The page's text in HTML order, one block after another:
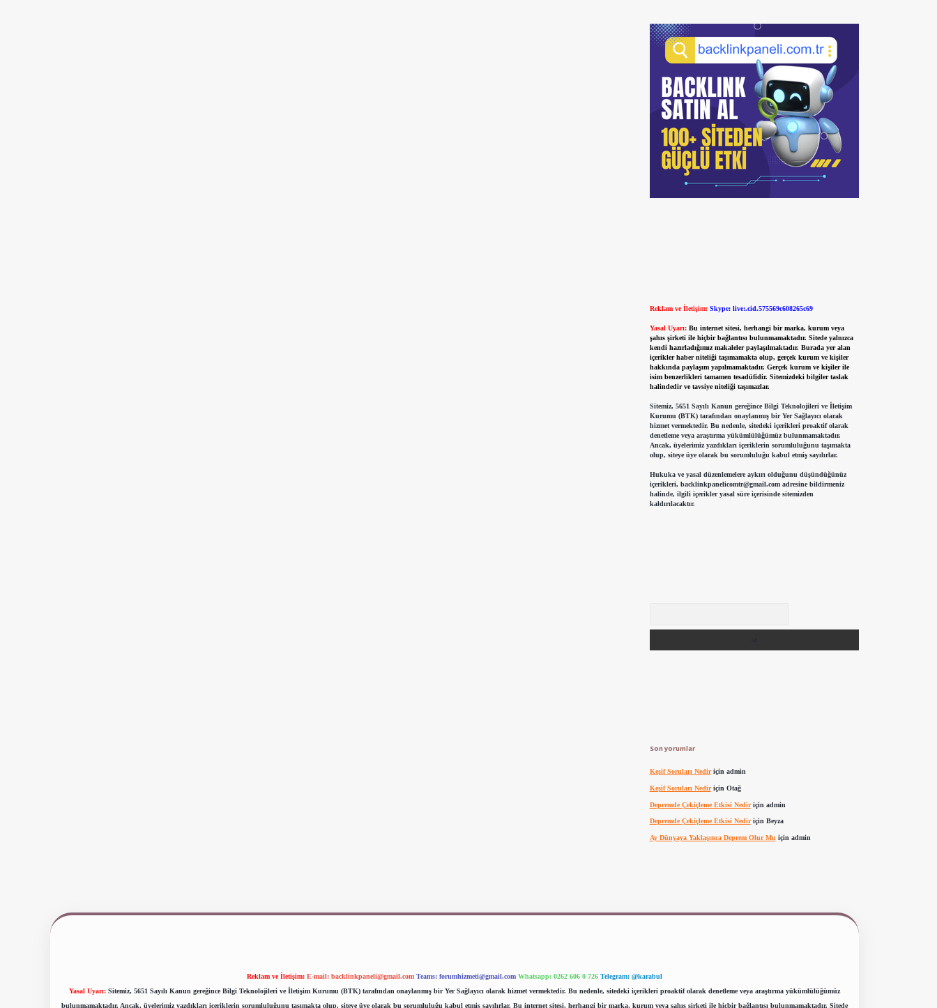
Reklam ve İletişim: Skype: live:.cid.575569c608265c69
Yasal Uyarı: Bu internet sitesi, herhangi bir marka, kurum veya
şahıs şirketi ile hiçbir bağlantısı bulunmamaktadır. Sitede yalnızca
kendi hazırladığımız makaleler paylaşılmaktadır. Burada yer alan
içerikler haber niteliği taşımamakta olup, gerçek kurum ve kişiler
hakkında paylaşım yapılmamaktadır. Gerçek kurum ve kişiler ile
isim benzerlikleri tamamen tesadüfidir. Sitemizdeki bilgiler taslak
halindedir ve tavsiye niteliği taşımazlar.
Sitemiz, 5651 Sayılı Kanun gereğince Bilgi Teknolojileri ve İletişim
Kurumu (BTK) tarafından onaylanmış bir Yer Sağlayıcı olarak
hizmet vermektedir. Bu nedenle, sitedeki içerikleri proaktif olarak
denetleme veya araştırma yükümlülüğümüz bulunmamaktadır.
Ancak, üyelerimiz yazdıkları içeriklerin sorumluluğunu taşımakta
olup, siteye üye olarak bu sorumluluğu kabul etmiş sayılırlar.
Hukuka ve yasal düzenlemelere aykırı olduğunu düşündüğünüz
içerikleri, backlinkpanelicomtr@gmail.comadresine bildirmeniz
halinde, ilgili içerikler yasal süre içerisinde sitemizden
kaldırılacaktır.
Son yorumlar
Keşif Soruları Nediriçin admin
Keşif Soruları Nediriçin Otağ
Depremde Çekiçleme Etkisi Nediriçin admin
Depremde Çekiçleme Etkisi Nediriçin Beyza
Ay Dünyaya Yaklaşınca Deprem Olur Mu için admin
Reklam ve İletişim: E-mail: backlinkpaneli@gmail.com Teams: forumhizmeti@gmail.com Whatsapp: 0262 606 0 726 Telegram: @karabul
Yasal Uyarı: Sitemiz, 5651 Sayılı Kanun gereğince Bilgi Teknolojileri ve İletişim Kurumu (BTK) tarafından onaylanmış bir Yer Sağlayıcı olarak hizmet vermektedir. Bu nedenle, sitedeki içerikleri proaktif olarak denetleme veya araştırma yükümlülüğümüz
bulunmamaktadır. Ancak, üyelerimiz yazdıkları içeriklerin sorumluluğunu taşımakta olup, siteye üye olarak bu sorumluluğu kabul etmiş sayılırlar. Bu internet sitesi, herhangi bir marka, kurum veya şahıs şirketi ile hiçbir bağlantısı bulunmamaktadır. Sitede